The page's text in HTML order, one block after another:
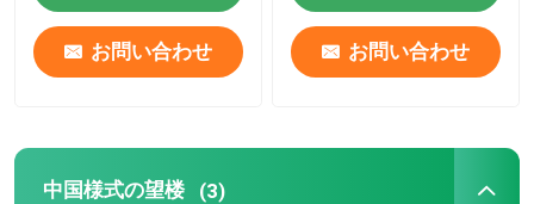
お問い合わせ お問い合わせ
中国様式の望楼 (3)